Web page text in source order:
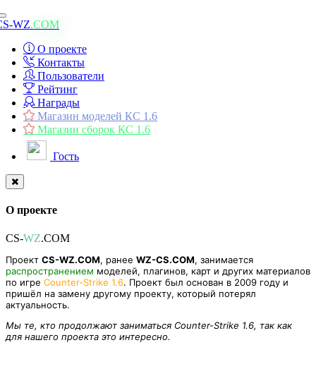
Toggle
navigation
WZ.COM
О проекте
Контакты
Пользователи
Рейтинг
Награды
Магазин моделей КС 1.6
Магазин сборок КС 1.6
Гость
О проекте
CS-WZ.COM
Проект CS-WZ.COM, ранее WZ-CS.COM, занимается
распространением моделей, плагинов, карт и других материалов
по игре Counter-Strike 1.6. Проект был основан в 2009 году и
пришёл на замену другому проекту, который потерял
актуальность.
Мы те, кто продолжают заниматься Counter-Strike 1.6, так как
для нашего проекта это интересно.